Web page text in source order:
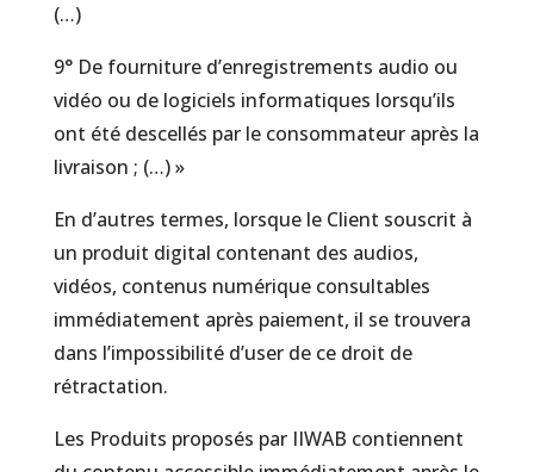
(…)
9° De fourniture d’enregistrements audio ou
vidéo ou de logiciels informatiques lorsqu’ils
ont été descellés par le consommateur après la
livraison ; (…) »
En d’autres termes, lorsque le Client souscrit à
un produit digital contenant des audios,
vidéos, contenus numérique consultables
immédiatement après paiement, il se trouvera
dans l’impossibilité d’user de ce droit de
rétractation.
Les Produits proposés par IIWAB contiennent